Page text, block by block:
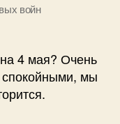
войн
4 мая? Очень
спокойными, мы